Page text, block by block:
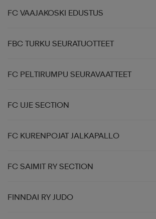
FC VAAJAKOSKI EDUSTUS
FBC TURKU SEURATUOTTEET
FC PELTIRUMPU SEURAVAATTEET
FC UJE SECTION
FC KURENPOJAT JALKAPALLO
FC SAIMIT RY SECTION
FINNDAI RY JUDO